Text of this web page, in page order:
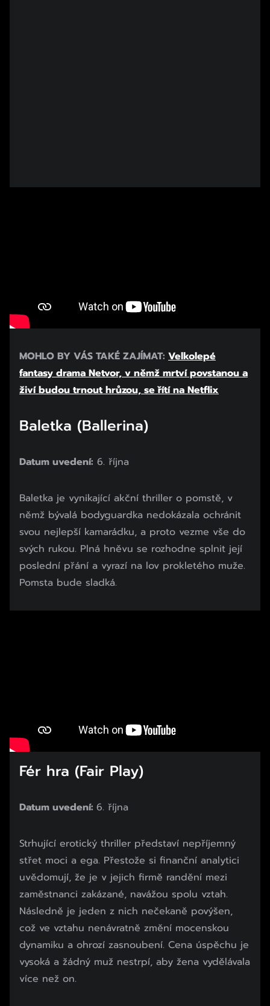
MOHLO BY VÁS TAKÉ ZAJÍMAT: Velkolepé
fantasy drama Netvor, v němž mrtví povstanou a
živí budou trnout hrůzou, se řítí na Netflix
Baletka (Ballerina)
Datum uvedení: 6. října
Baletka je vynikající akční thriller o pomstě, v
němž bývalá bodyguardka nedokázala ochránit
svou nejlepší kamarádku, a proto vezme vše do
svých rukou. Plná hněvu se rozhodne splnit její
poslední přání a vyrazí na lov prokletého muže.
Pomsta bude sladká.
Fér hra (Fair Play)
Datum uvedení: 6. října
Strhující erotický thriller představí nepříjemný
střet moci a ega. Přestože si finanční analytici
uvědomují, že je v jejich firmě randění mezi
zaměstnanci zakázané, navážou spolu vztah.
Následně je jeden z nich nečekaně povýšen,
což ve vztahu nenávratně změní mocenskou
dynamiku a ohrozí zasnoubení. Cena úspěchu je
vysoká a žádný muž nestrpí, aby žena vydělávala
více než on.